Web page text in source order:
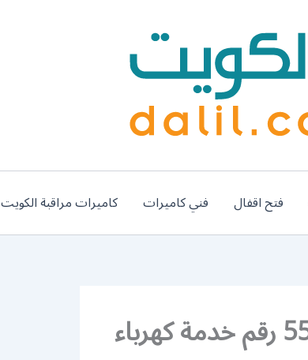
فتح اقفال فني كاميرات كاميرات مراقبة الكويت
خدمة بنشر ابو فطيرة 55566920 رقم خدمة كهرباء